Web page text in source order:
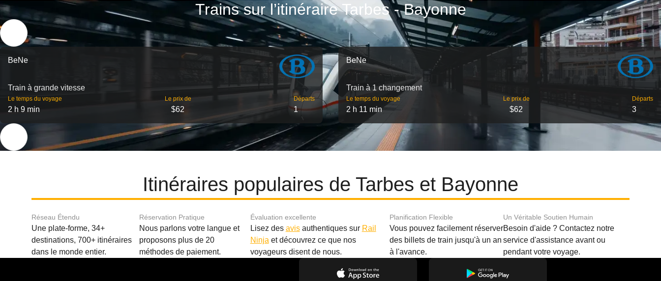
Trains sur l’itinéraire Tarbes - Bayonne
BeNe
Train à grande vitesse
Le temps du voyage
2 h 9 min
Le prix de
$62
Départs
1
BeNe
Train à 1 changement
Le temps du voyage
2 h 11 min
Le prix de
$62
Départs
3
Itinéraires populaires de Tarbes et Bayonne
Réseau Étendu
Une plate-forme, 34+
destinations, 700+ itinéraires
dans le monde entier.
Réservation Pratique
Nous parlons votre langue et
proposons plus de 20
méthodes de paiement.
Évaluation excellente
Lisez des avisauthentiques sur Rail
Ninja et découvrez ce que nos
voyageurs disent de nous.
Planification Flexible
Vous pouvez facilement réserver
des billets de train jusqu'à un an
à l'avance.
Un Véritable Soutien Humain
Besoin d'aide ? Contactez notre
service d'assistance avant ou
pendant votre voyage.